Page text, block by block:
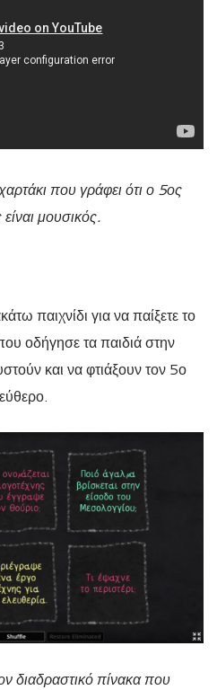
που γράφει ότι ο 5ος
μουσικός.
παιχνίδι για να παίξετε το
οδήγησε τα παιδιά στην
και να φτιάξουν τον 5ο
διαδραστικό πίνακα που